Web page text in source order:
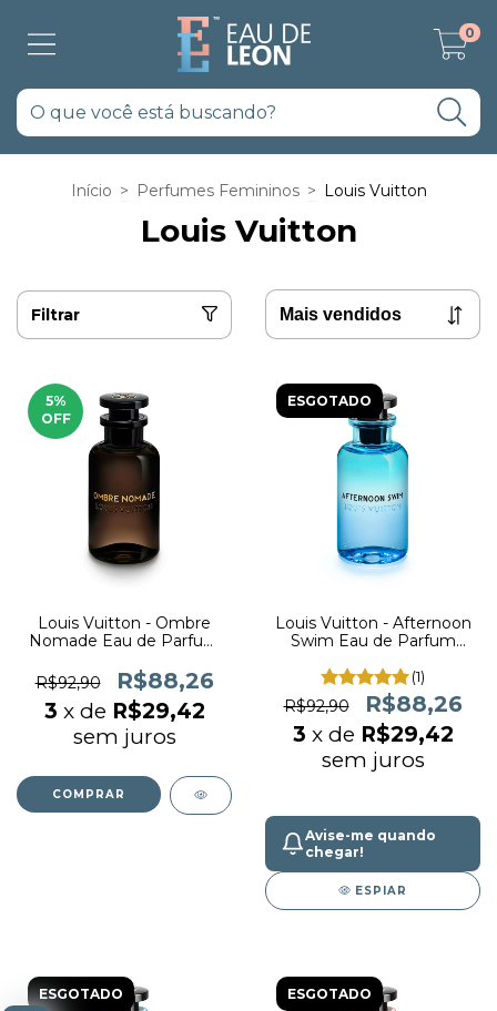
0
Início > Perfumes Femininos > Louis Vuitton
Louis Vuitton
Filtrar
5%
OFF
Louis Vuitton - Ombre
Nomade Eau de Parfum
R$92,90
R$88,26
3 x de R$29,42
sem juros
COMPRAR
ESGOTADO
Louis Vuitton - Afternoon
Swim Eau de Parfum
(1)
R$92,90 R$88,26
3 x de R$29,42
sem juros
Avise-me quando
chegar!
ESPIAR
ESGOTADO ESGOTADO